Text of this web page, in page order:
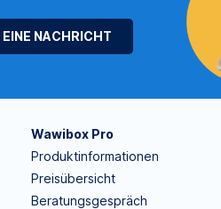
NACHRICHT
Wawibox Pro
Produktinformationen
Preisübersicht
Beratungsgespräch